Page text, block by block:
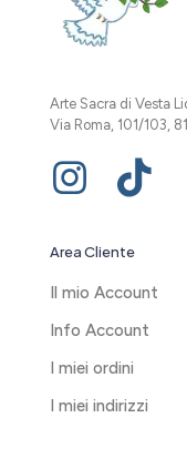
Arte Sacra di Vesta
Via Roma, 101/103,
Area Cliente
Il mio Account
Info Account
I miei ordini
I miei indirizzi